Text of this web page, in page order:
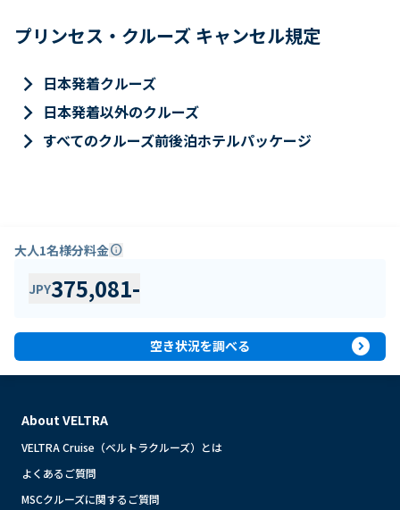
プリンセス・クルーズ キャンセル規定
keyboard_arrow_right 日本発着クルーズ
keyboard_arrow_right 日本発着以外のクルーズ
keyboard_arrow_right すべてのクルーズ前後泊ホテルパッケージ
大人1名様分料金info
JPY375,081-
空き状況を調べる expand_circle_right
About VELTRA
VELTRA Cruise（ベルトラクルーズ）とは
よくあるご質問
MSCクルーズに関するご質問